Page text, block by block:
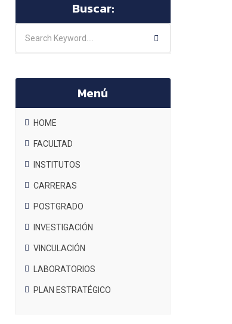
Buscar:
Menú
HOME
FACULTAD
INSTITUTOS
CARRERAS
POSTGRADO
INVESTIGACIÓN
VINCULACIÓN
LABORATORIOS
PLAN ESTRATÉGICO